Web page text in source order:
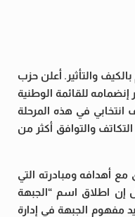
والتأثير. أعلن حزب
إنضمامه للقائمة الوطنية
في هذه المرحلة
والتوافق أكثر من
أهدافه ومبادرته التي
إن اطلاق اسم “الجبهة
مفهوم الجبهة في إدارة